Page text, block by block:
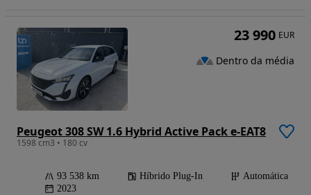
Peugeot 308 SW 1.6 Hybrid Active Pack e-EAT8
1598 cm3 • 180 cv
93 538 km Híbrido Plug-In
Automática
2023
23 990 EUR
Dentro da média